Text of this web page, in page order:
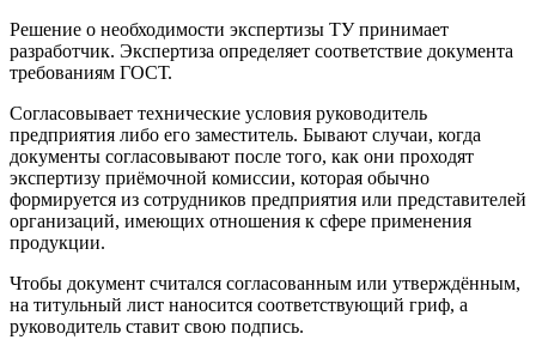
Решение о необходимости экспертизы ТУ принимает
разработчик. Экспертиза определяет соответствие документа
требованиям ГОСТ.
Согласовывает технические условия руководитель
предприятия либо его заместитель. Бывают случаи, когда
документы согласовывают после того, как они проходят
экспертизу приёмочной комиссии, которая обычно
формируется из сотрудников предприятия или представителей
организаций, имеющих отношения к сфере применения
продукции.
Чтобы документ считался согласованным или утверждённым,
на титульный лист наносится соответствующий гриф, а
руководитель ставит свою подпись.